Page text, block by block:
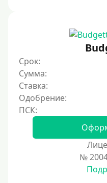
Пенсионерам до 85 лет
Безработным
Даже бомжам
Без указания места
Для иностранных
Для иностранных
Для иностранных
Для иностранных
Для иностранных
Срок:
Сумма:
Ставка:
Одобрение:
№